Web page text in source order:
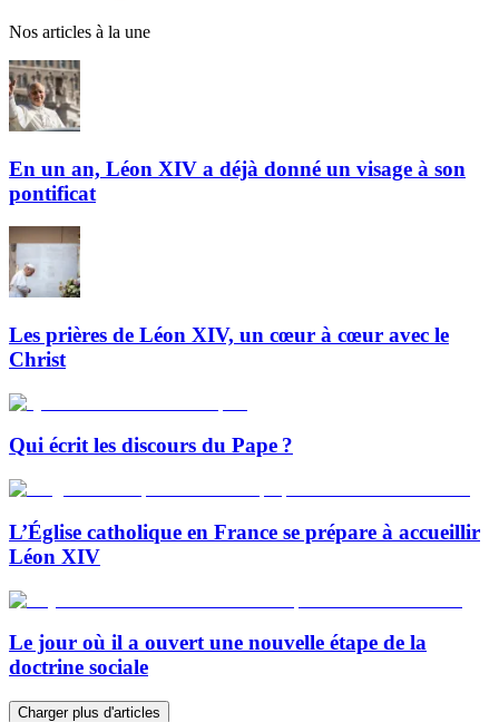
Nos articles à la une
En un an, Léon XIV a déjà donné un visage à son
pontificat
Les prières de Léon XIV, un cœur à cœur avec le
Christ
Qui écrit les discours du Pape ?
L’Église catholique en France se prépare à accueillir
Léon XIV
Le jour où il a ouvert une nouvelle étape de la
doctrine sociale
Charger plus d'articles